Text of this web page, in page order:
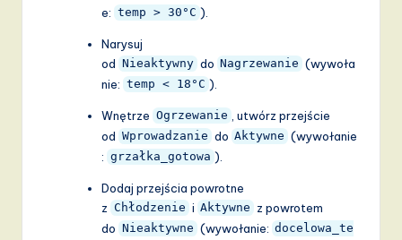
e: temp > 30°C ).
Narysuj
od Nieaktywny do Nagrzewanie (wywoła
nie: temp < 18°C ).
Wnętrze Ogrzewanie
, utwórz przejście
od Wprowadzanie do Aktywne (wywołanie
: grzałka_gotowa ).
Dodaj przejścia powrotne
z Chłodzenie i Aktywne z powrotem
do Nieaktywne (wywołanie: docelowa_te